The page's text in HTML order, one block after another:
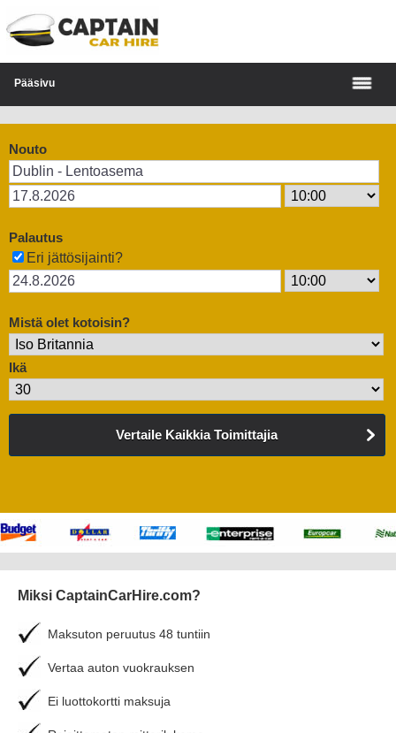
Pääsivu
Nouto
Palautus
Eri jättösijainti?
Mistä olet kotoisin?
Ikä
Vertaile Kaikkia Toimittajia
Miksi CaptainCarHire.com?
Maksuton peruutus 48 tuntiin
Vertaa auton vuokrauksen
Ei luottokortti maksuja